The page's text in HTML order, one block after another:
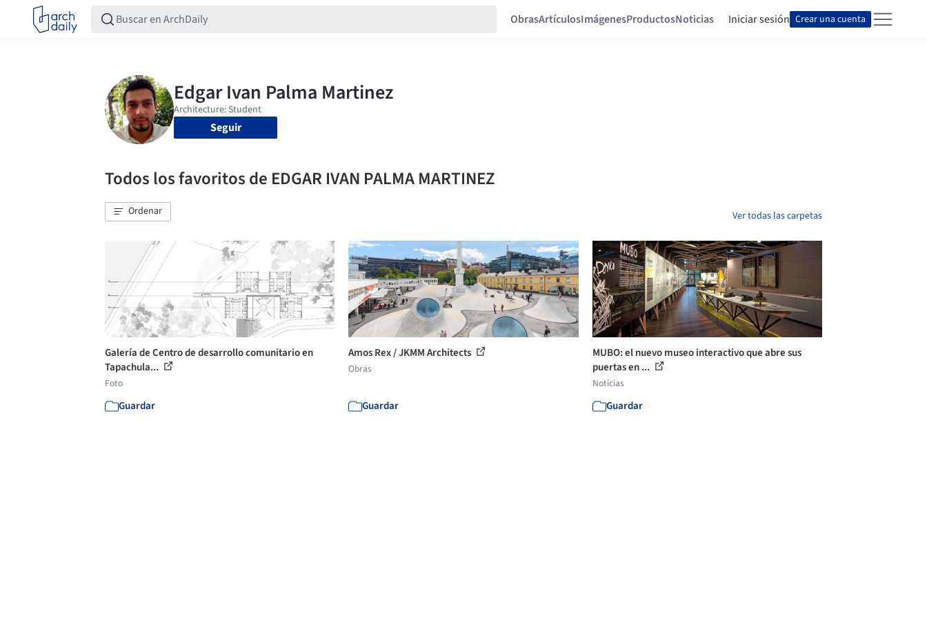
ObrasArtículosImágenesProductosNoticias Iniciar sesión Crear una cuenta
Seguir
Todos los favoritos de EDGAR IVAN PALMA MARTINEZ
Ordenar Ver todas las carpetas
Galería de Centro de desarrollo comunitario en
Tapachula...
Foto
Guardar
Amos Rex / JKMM Architects
Obras
Guardar
MUBO: el nuevo museo interactivo que abre sus
puertas en ...
Noticias
Guardar